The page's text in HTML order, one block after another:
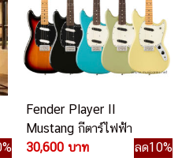
Fender Player II
Mustang กีตาร์ไฟฟ้า
30,600 บาท
ลด10%